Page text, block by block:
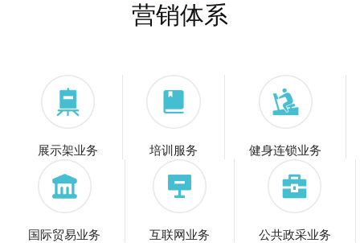
营销体系
展示架业务 培训服务 健身连锁业务
国际贸易业务 互联网业务 公共政采业务